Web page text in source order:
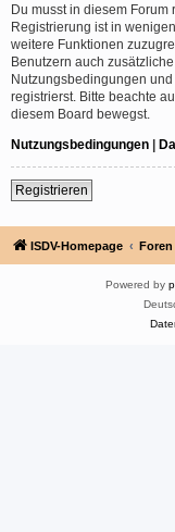
Du musst in diesem
Registrierung ist in
weitere Funktionen
Benutzern auch
Nutzungsbedingungen
registrierst. Bitte beachte
diesem Board bewegst.
Nutzungsbedingungen |
Registrieren
ISDV-Homepage Foren
Powered by